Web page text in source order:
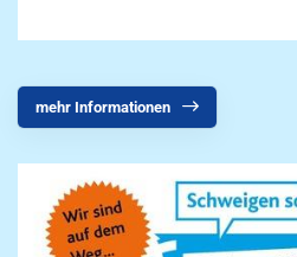
mehr Informationen